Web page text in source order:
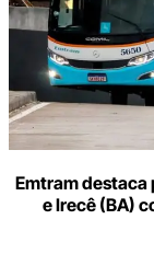
Emtram destaca
e Irecê (BA)